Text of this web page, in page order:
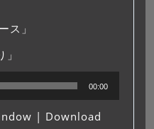
ス」
00:00
| Download